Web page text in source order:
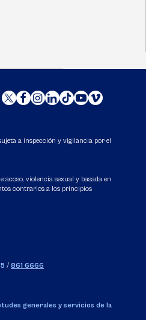
a inspección y vigilancia por el
acoso, violencia sexual y basada en
contrarios a los principios
/ 861 6666
generales y servicios de la